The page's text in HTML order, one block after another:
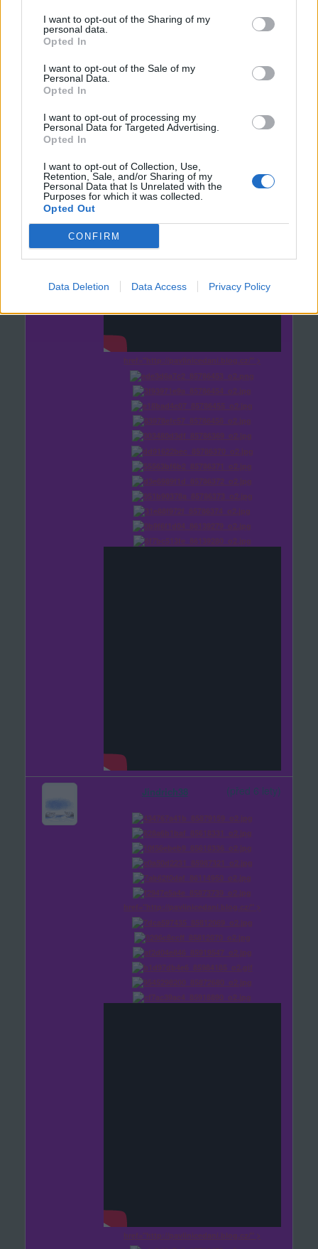
I want to opt-out of the Sharing of my
personal data.
Opted In
I want to opt-out of the Sale of my
Personal Data.
Opted In
I want to opt-out of processing my
Personal Data for Targeted Advertising.
Opted In
I want to opt-out of Collection, Use,
Retention, Sale, and/or Sharing of my
Personal Data that Is Unrelated with the
Purposes for which it was collected.
Opted Out
CONFIRM
Data Deletion Data Access Privacy Policy
href="http://pavlinicedani.blog.cz/" >
href="http://pavlinicedani.blog.cz/" >
href="http://pavlinicedani.blog.cz/" >
Jindrich38 (před 6 lety)
href="http://pavlinicedani.blog.cz/" >
href="http://pavlinicedani.blog.cz/" >